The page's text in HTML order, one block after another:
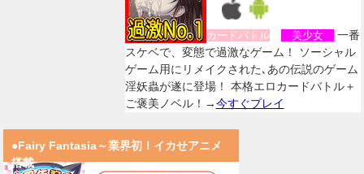
カードバトル 美少女
一番
スケベで、変態で過激なゲーム！ ソーシャル
ゲーム用にリメイクされた､あの伝説のゲーム
淫妖蟲が遂に登場！ 本格エロカードバトル＋
ご褒美ノベル！→今すぐプレイ
●Fairy Fantasia～業界初！イカせアニメ
搭載